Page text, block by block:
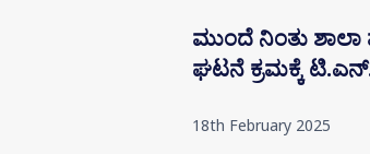
ಮುಂದೆ ನಿಂತು ಶಾಲಾ
ಘಟನೆ ಕ್ರಮಕ್ಕೆ
18th February 2025